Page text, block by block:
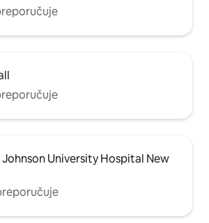
University Hospital New